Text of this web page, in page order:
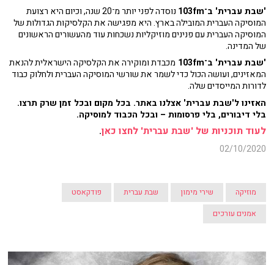
'שבת עברית' ב־103fm
נוסדה לפני יותר מ־20 שנה, וכיום היא רצועת
המוסיקה העברית המובילה בארץ. היא מפגישה את הקלסיקות הגדולות של
המוסיקה העברית עם פנינים מוזיקליות נשכחות עוד מהעשורים הראשונים
של המדינה.
'שבת עברית' ב־103fm
מכבדת ומוקירה את הקלסיקה הישראלית להנאת
המאזינים, ועושה הכול כדי לשמר את שורשי המוסיקה העברית ולחלוק כבוד
לדורות המייסדים שלה.
האזינו ל'שבת עברית' אצלנו באתר. בכל מקום ובכל זמן שרק תרצו.
בלי דיבורים, בלי פרסומות – ובכל הכבוד למוסיקה.
לעוד תוכניות של 'שבת עברית' לחצו כאן.
02/10/2020
מוזיקה שירי מימון שבת עברית
פודקאסט
אמנים עורכים